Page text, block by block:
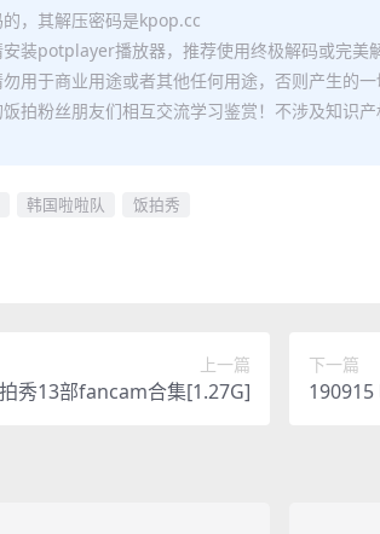
，其解压密码是kpop.cc
装potplayer播放器，推荐使用终极解码或完美解
用于商业用途或者其他任何用途，否则产生的一
拍粉丝朋友们相互交流学习鉴赏！不涉及知识
韩国啦啦队 饭拍秀
上一篇
秀13部fancam合集[1.27G]
下一篇